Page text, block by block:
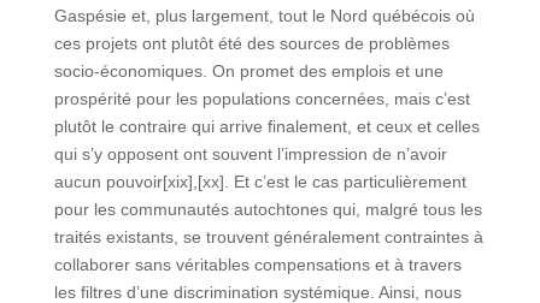
Gaspésie et, plus largement, tout le Nord québécois où
ces projets ont plutôt été des sources de problèmes
socio-économiques. On promet des emplois et une
prospérité pour les populations concernées, mais c’est
plutôt le contraire qui arrive finalement, et ceux et celles
qui s’y opposent ont souvent l’impression de n’avoir
aucun pouvoir[xix],[xx]. Et c’est le cas particulièrement
pour les communautés autochtones qui, malgré tous les
traités existants, se trouvent généralement contraintes à
collaborer sans véritables compensations et à travers
les filtres d’une discrimination systémique. Ainsi, nous